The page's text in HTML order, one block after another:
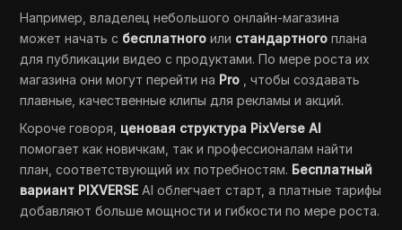
Например, владелец небольшого онлайн-магазина
может начать с бесплатного или стандартного плана
для публикации видео с продуктами. По мере роста их
магазина они могут перейти на Pro , чтобы создавать
плавные, качественные клипы для рекламы и акций.
Короче говоря, ценовая структура PixVerse AI
помогает как новичкам, так и профессионалам найти
план, соответствующий их потребностям. Бесплатный
вариант PIXVERSE AI облегчает старт, а платные тарифы
добавляют больше мощности и гибкости по мере роста.